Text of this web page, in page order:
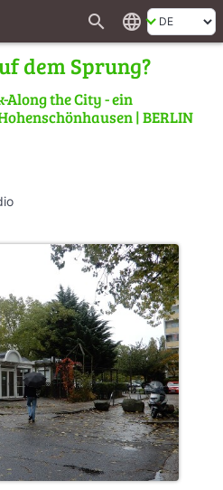
search language
dem Sprung?
Along the City - ein
| BERLIN